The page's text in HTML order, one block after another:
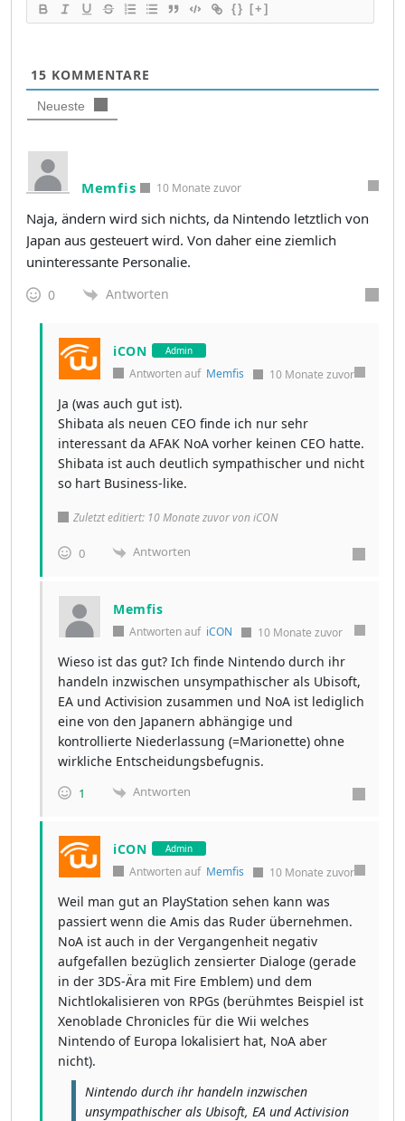
{} [+]
15 KOMMENTARE
Neueste
Memfis 10 Monate zuvor
Naja, ändern wird sich nichts, da Nintendo letztlich von
Japan aus gesteuert wird. Von daher eine ziemlich
uninteressante Personalie.
0 Antworten
iCON Admin
Antworten auf Memfis 10 Monate zuvor
Ja (was auch gut ist).
Shibata als neuen CEO finde ich nur sehr
interessant da AFAK NoA vorher keinen CEO hatte.
Shibata ist auch deutlich sympathischer und nicht
so hart Business-like.
Zuletzt editiert: 10 Monate zuvor von iCON
0 Antworten
Memfis
Antworten auf iCON 10 Monate zuvor
Wieso ist das gut? Ich finde Nintendo durch ihr
handeln inzwischen unsympathischer als Ubisoft,
EA und Activision zusammen und NoA ist lediglich
eine von den Japanern abhängige und
kontrollierte Niederlassung (=Marionette) ohne
wirkliche Entscheidungsbefugnis.
1 Antworten
iCON Admin
Antworten auf Memfis 10 Monate zuvor
Weil man gut an PlayStation sehen kann was
passiert wenn die Amis das Ruder übernehmen.
NoA ist auch in der Vergangenheit negativ
aufgefallen bezüglich zensierter Dialoge (gerade
in der 3DS-Ära mit Fire Emblem) und dem
Nichtlokalisieren von RPGs (berühmtes Beispiel ist
Xenoblade Chronicles für die Wii welches
Nintendo of Europa lokalisiert hat, NoA aber
nicht).
Nintendo durch ihr handeln inzwischen
unsympathischer als Ubisoft, EA und Activision